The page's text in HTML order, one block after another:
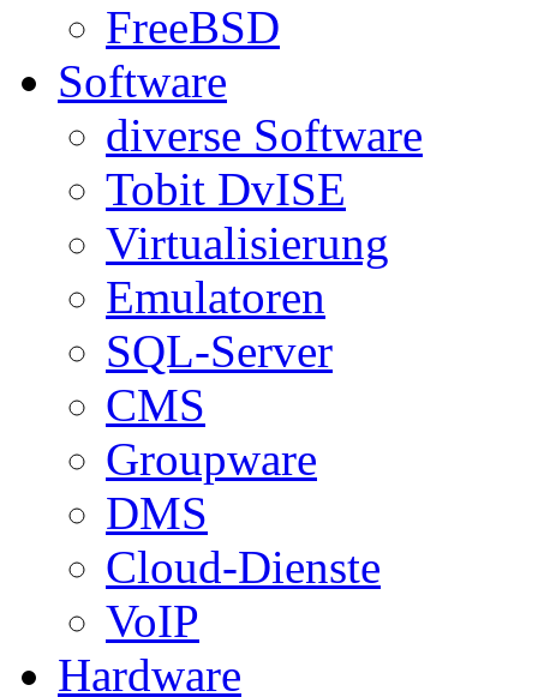
FreeBSD
Software
diverse Software
Tobit DvISE
Virtualisierung
Emulatoren
SQL-Server
CMS
Groupware
DMS
Cloud-Dienste
VoIP
Hardware